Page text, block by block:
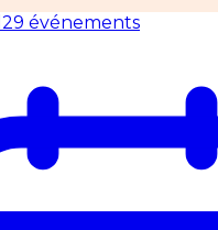
29 événements